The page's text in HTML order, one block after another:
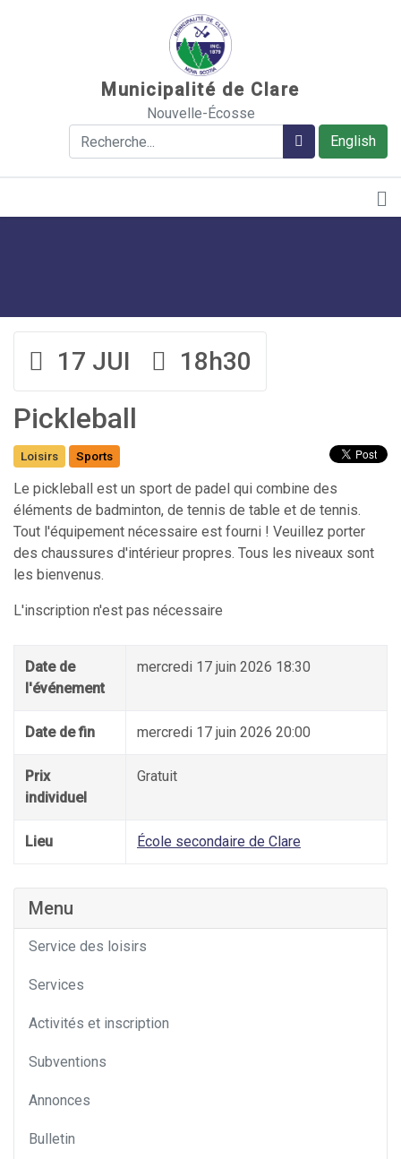
Municipalité de Clare
Nouvelle-Écosse
English
Rechercher Rechercher
17 JUI 18h30
Pickleball
Loisirs Sports
Le pickleball est un sport de padel qui combine des
éléments de badminton, de tennis de table et de tennis.
Tout l'équipement nécessaire est fourni ! Veuillez porter
des chaussures d'intérieur propres. Tous les niveaux sont
les bienvenus.
L'inscription n'est pas nécessaire
Date de
l'événement
mercredi 17 juin 2026 18:30
Date de fin mercredi 17 juin 2026 20:00
Prix
individuel
Gratuit
Lieu École secondaire de Clare
Menu
Service des loisirs
Services
Activités et inscription
Subventions
Annonces
Bulletin